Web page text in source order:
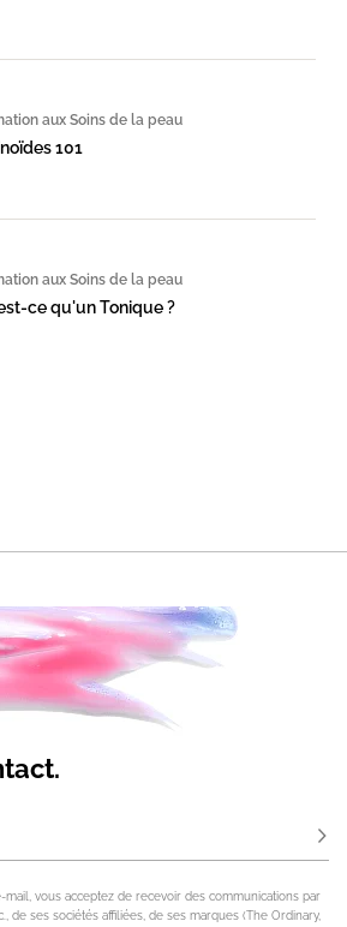
aux Soins de la peau
101
aux Soins de la peau
ce qu'un Tonique ?
mail, vous acceptez de recevoir des communications par
de ses sociétés affiliées, de ses marques (The Ordinary,